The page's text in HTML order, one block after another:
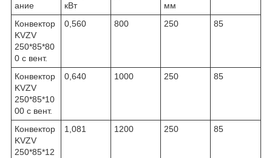
ание
кВт
мм
Конвектор
KVZV
250*85*80
0 с вент.
0,560 800 250 85
Конвектор
KVZV
250*85*10
00 с вент.
0,640 1000 250 85
Конвектор
KVZV
250*85*12
1,081 1200 250 85